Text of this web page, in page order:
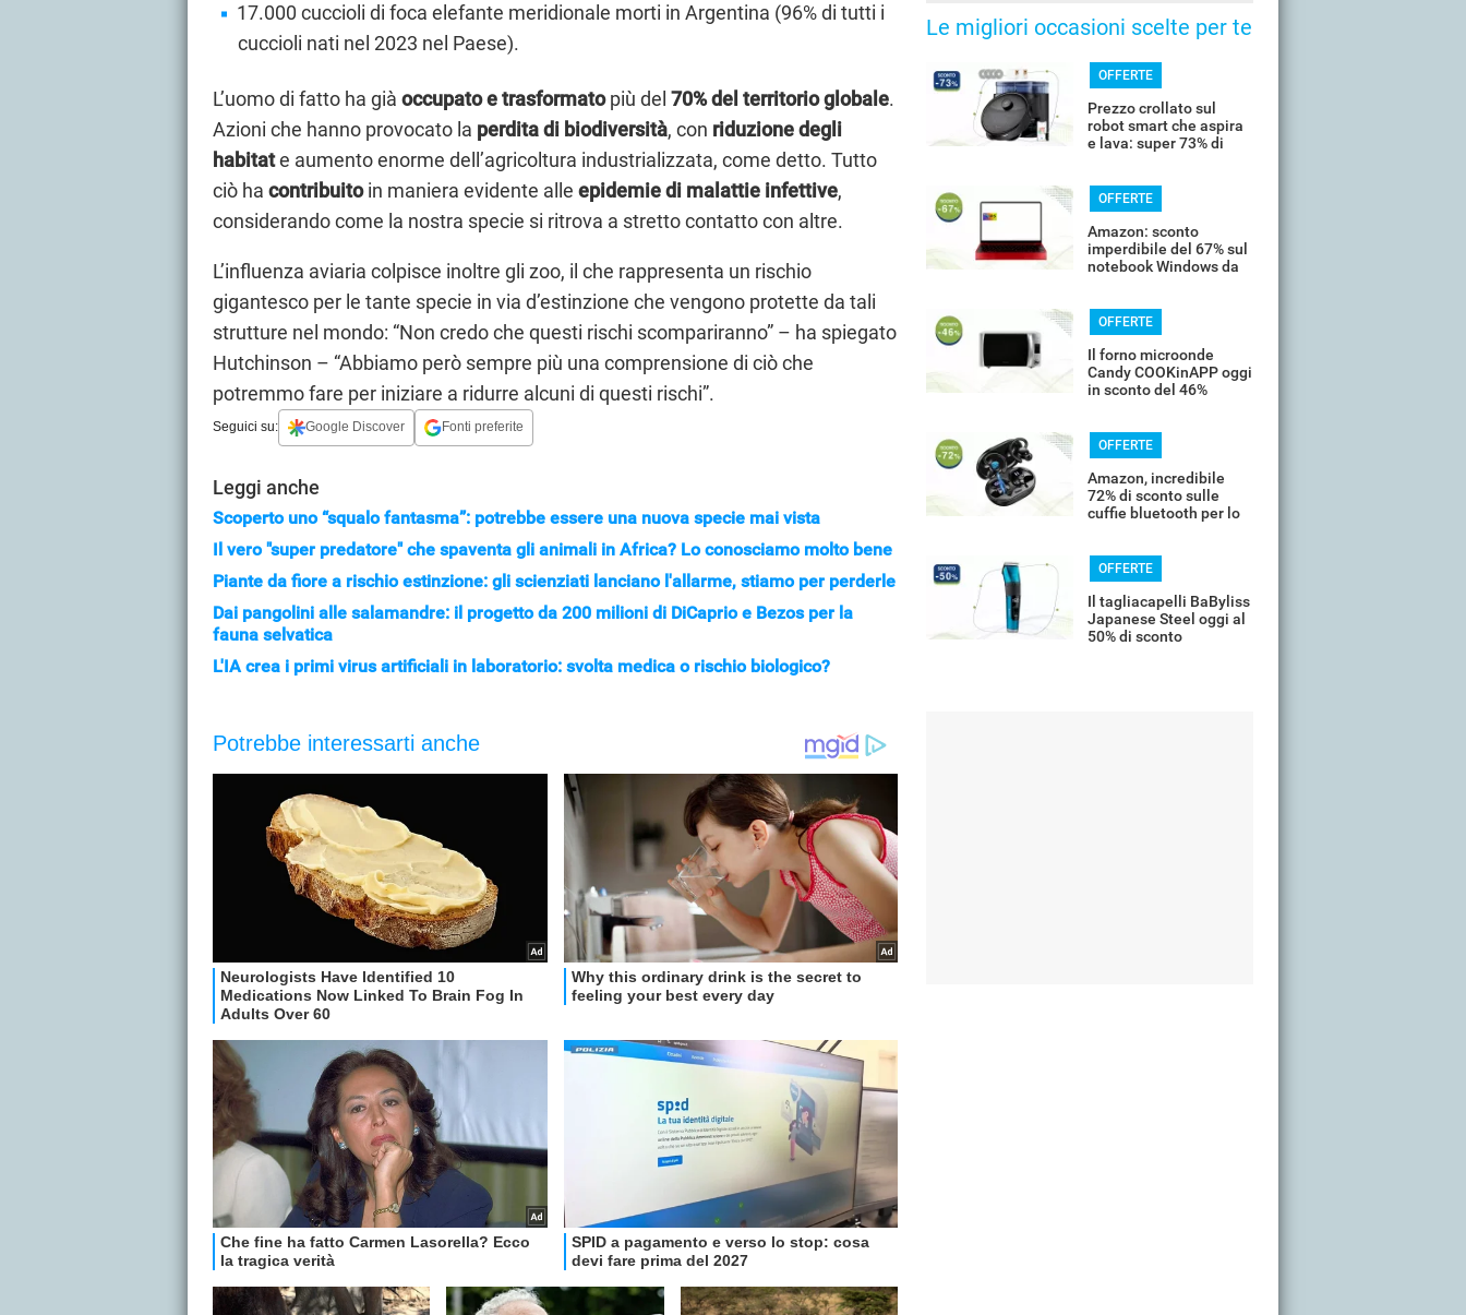
17.000 cuccioli di foca elefante meridionale morti in Argentina (96% di tutti i
cuccioli nati nel 2023 nel Paese).
L’uomo di fatto ha già occupato e trasformatopiù del 70% del territorio globale.
Azioni che hanno provocato la perdita di biodiversità, con riduzione degli
habitate aumento enorme dell’agricoltura industrializzata, come detto. Tutto
ciò ha contribuitoin maniera evidente alle epidemie di malattie infettive,
considerando come la nostra specie si ritrova a stretto contatto con altre.
L’influenza aviaria colpisce inoltre gli zoo, il che rappresenta un rischio
gigantesco per le tante specie in via d’estinzione che vengono protette da tali
strutture nel mondo: “Non credo che questi rischi scompariranno” – ha spiegato
Hutchinson – “Abbiamo però sempre più una comprensione di ciò che
potremmo fare per iniziare a ridurre alcuni di questi rischi”.
Seguici su: Google Discover Fonti preferite
Leggi anche
Scoperto uno “squalo fantasma”: potrebbe essere una nuova specie mai vista
Il vero "super predatore" che spaventa gli animali in Africa? Lo conosciamo molto bene
Piante da fiore a rischio estinzione: gli scienziati lanciano l'allarme, stiamo per perderle
Dai pangolini alle salamandre: il progetto da 200 milioni di DiCaprio e Bezos per la
fauna selvatica
L'IA crea i primi virus artificiali in laboratorio: svolta medica o rischio biologico?
Le migliori occasioni scelte per te
OFFERTE
Prezzo crollato sul
robot smart che aspira
e lava: super 73% di
OFFERTE
Amazon: sconto
imperdibile del 67% sul
notebook Windows da
OFFERTE
Il forno microonde
Candy COOKinAPP oggi
in sconto del 46%
OFFERTE
Amazon, incredibile
72% di sconto sulle
cuffie bluetooth per lo
OFFERTE
Il tagliacapelli BaByliss
Japanese Steel oggi al
50% di sconto